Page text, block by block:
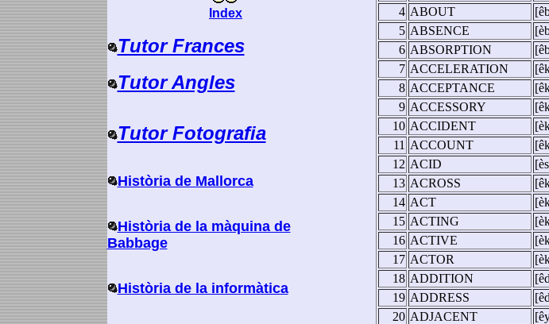
Index
Tutor Frances
Tutor Angles
Tutor Fotografia
Història de Mallorca
Història de la màquina de
Babbage
Història de la informàtica
4 ABOUT
5 ABSENCE
6 ABSORPTION
7 ACCELERATION
8 ACCEPTANCE
9 ACCESSORY
10 ACCIDENT
11 ACCOUNT
12 ACID
13 ACROSS
14 ACT
15 ACTING
16 ACTIVE
17 ACTOR
18 ADDITION
19 ADDRESS
20 ADJACENT